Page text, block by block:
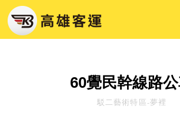
60覺民幹線路
駁二藝術特區-夢裡